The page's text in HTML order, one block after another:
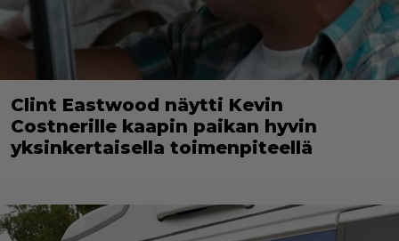
Clint Eastwood näytti Kevin
Costnerille kaapin paikan hyvin
yksinkertaisella toimenpiteellä